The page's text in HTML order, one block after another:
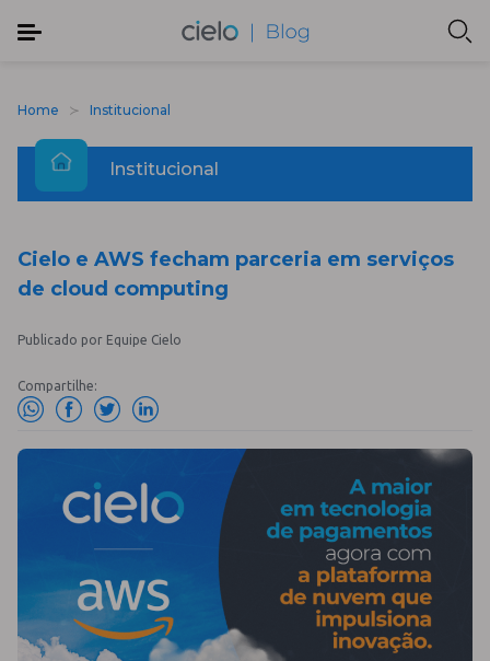
Home Institucional
Institucional
Cielo e AWS fecham parceria em serviços
de cloud computing
Publicado por Equipe Cielo
Compartilhe: